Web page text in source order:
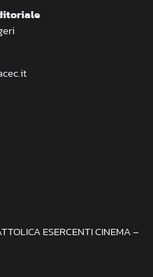
ESERCENTI CINEMA –